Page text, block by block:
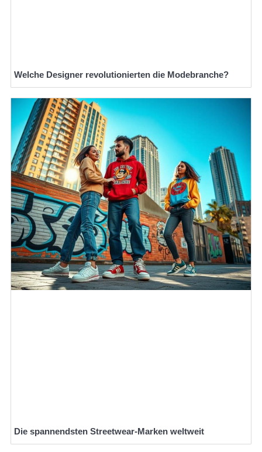
Welche Designer revolutionierten die Modebranche?
Die spannendsten Streetwear-Marken weltweit